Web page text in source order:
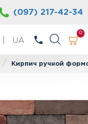
(097) 217-42-34
UA
0
Кирпич ручной